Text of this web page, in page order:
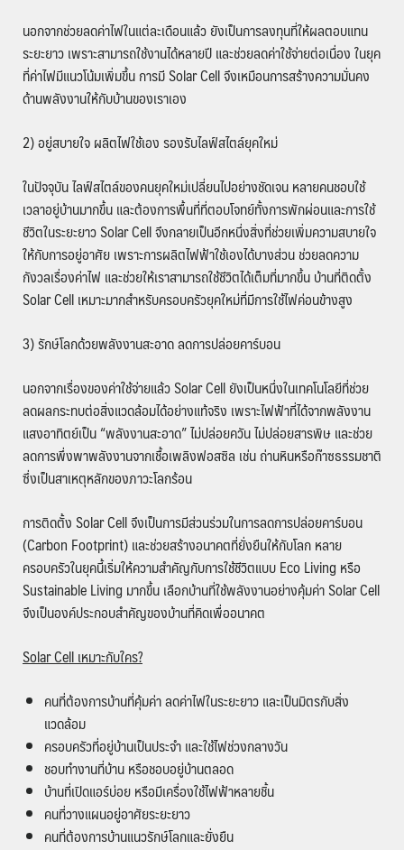
นอกจากช่วยลดค่าไฟในแต่ละเดือนแล้ว ยังเป็นการลงทุนที่ให้ผลตอบแทน
ระยะยาว เพราะสามารถใช้งานได้หลายปี และช่วยลดค่าใช้จ่ายต่อเนื่อง ในยุค
ที่ค่าไฟมีแนวโน้มเพิ่มขึ้น การมี Solar Cell จึงเหมือนการสร้างความมั่นคง
ด้านพลังงานให้กับบ้านของเราเอง
2) อยู่สบายใจ ผลิตไฟใช้เอง รองรับไลฟ์สไตล์ยุคใหม่
ในปัจจุบัน ไลฟ์สไตล์ของคนยุคใหม่เปลี่ยนไปอย่างชัดเจน หลายคนชอบใช้
เวลาอยู่บ้านมากขึ้น และต้องการพื้นที่ที่ตอบโจทย์ทั้งการพักผ่อนและการใช้
ชีวิตในระยะยาว Solar Cell จึงกลายเป็นอีกหนึ่งสิ่งที่ช่วยเพิ่มความสบายใจ
ให้กับการอยู่อาศัย เพราะการผลิตไฟฟ้าใช้เองได้บางส่วน ช่วยลดความ
กังวลเรื่องค่าไฟ และช่วยให้เราสามารถใช้ชีวิตได้เต็มที่มากขึ้น บ้านที่ติดตั้ง
Solar Cell เหมาะมากสำหรับครอบครัวยุคใหม่ที่มีการใช้ไฟค่อนข้างสูง
3) รักษ์โลกด้วยพลังงานสะอาด ลดการปล่อยคาร์บอน
นอกจากเรื่องของค่าใช้จ่ายแล้ว Solar Cell ยังเป็นหนึ่งในเทคโนโลยีที่ช่วย
ลดผลกระทบต่อสิ่งแวดล้อมได้อย่างแท้จริง เพราะไฟฟ้าที่ได้จากพลังงาน
แสงอาทิตย์เป็น “พลังงานสะอาด” ไม่ปล่อยควัน ไม่ปล่อยสารพิษ และช่วย
ลดการพึ่งพาพลังงานจากเชื้อเพลิงฟอสซิล เช่น ถ่านหินหรือก๊าซธรรมชาติ
ซึ่งเป็นสาเหตุหลักของภาวะโลกร้อน
การติดตั้ง Solar Cell จึงเป็นการมีส่วนร่วมในการลดการปล่อยคาร์บอน
(Carbon Footprint) และช่วยสร้างอนาคตที่ยั่งยืนให้กับโลก หลาย
ครอบครัวในยุคนี้เริ่มให้ความสำคัญกับการใช้ชีวิตแบบ Eco Living หรือ
Sustainable Living มากขึ้น เลือกบ้านที่ใช้พลังงานอย่างคุ้มค่า Solar Cell
จึงเป็นองค์ประกอบสำคัญของบ้านที่คิดเพื่ออนาคต
Solar Cellเหมาะกับใคร?
คนที่ต้องการบ้านที่คุ้มค่า ลดค่าไฟในระยะยาว และเป็นมิตรกับสิ่ง
แวดล้อม
ครอบครัวที่อยู่บ้านเป็นประจำ และใช้ไฟช่วงกลางวัน
ชอบทำงานที่บ้าน หรือชอบอยู่บ้านตลอด
บ้านที่เปิดแอร์บ่อย หรือมีเครื่องใช้ไฟฟ้าหลายชิ้น
คนที่วางแผนอยู่อาศัยระยะยาว
คนที่ต้องการบ้านแนวรักษ์โลกและยั่งยืน